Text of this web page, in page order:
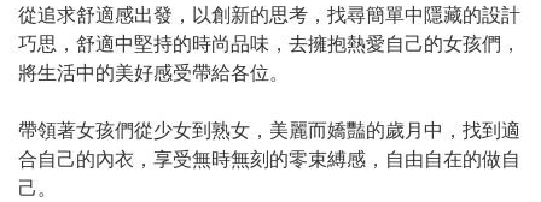
從追求舒適感出發，以創新的思考，找尋簡單中隱藏的設計
巧思，舒適中堅持的時尚品味，去擁抱熱愛自己的女孩們，
將生活中的美好感受帶給各位。
帶領著女孩們從少女到熟女，美麗而嬌豔的歲月中，找到適
合自己的內衣，享受無時無刻的零束縛感，自由自在的做自
己。